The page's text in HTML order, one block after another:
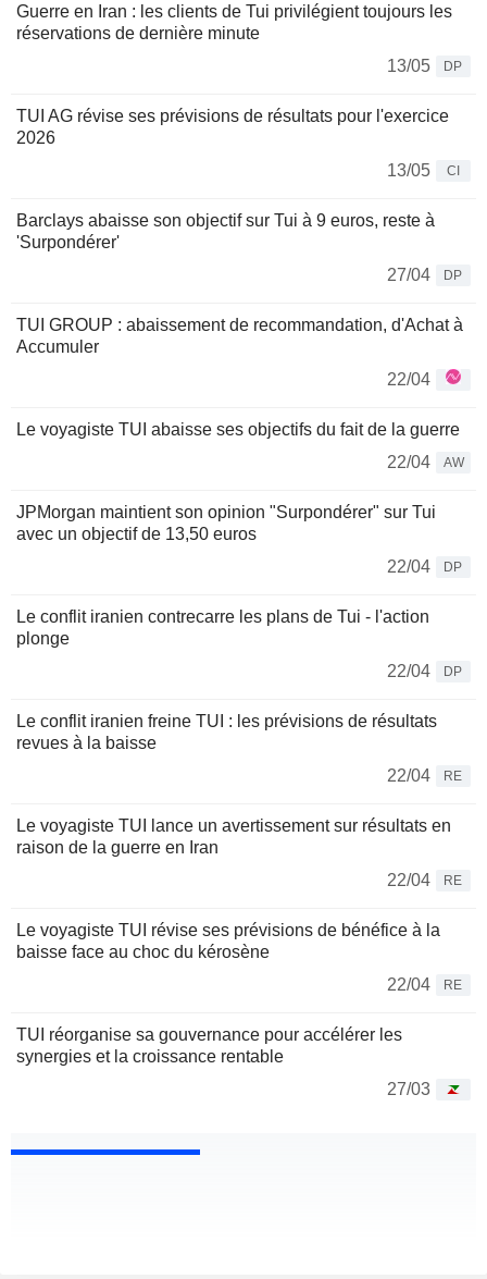
Guerre en Iran : les clients de Tui privilégient toujours les
réservations de dernière minute
13/05
DP
TUI AG révise ses prévisions de résultats pour l'exercice
2026
13/05
CI
Barclays abaisse son objectif sur Tui à 9 euros, reste à
'Surpondérer'
27/04
DP
TUI GROUP : abaissement de recommandation, d'Achat à
Accumuler
22/04
Le voyagiste TUI abaisse ses objectifs du fait de la guerre
22/04
AW
JPMorgan maintient son opinion "Surpondérer" sur Tui
avec un objectif de 13,50 euros
22/04
DP
Le conflit iranien contrecarre les plans de Tui - l'action
plonge
22/04
DP
Le conflit iranien freine TUI : les prévisions de résultats
revues à la baisse
22/04
RE
Le voyagiste TUI lance un avertissement sur résultats en
raison de la guerre en Iran
22/04
RE
Le voyagiste TUI révise ses prévisions de bénéfice à la
baisse face au choc du kérosène
22/04
RE
TUI réorganise sa gouvernance pour accélérer les
synergies et la croissance rentable
27/03